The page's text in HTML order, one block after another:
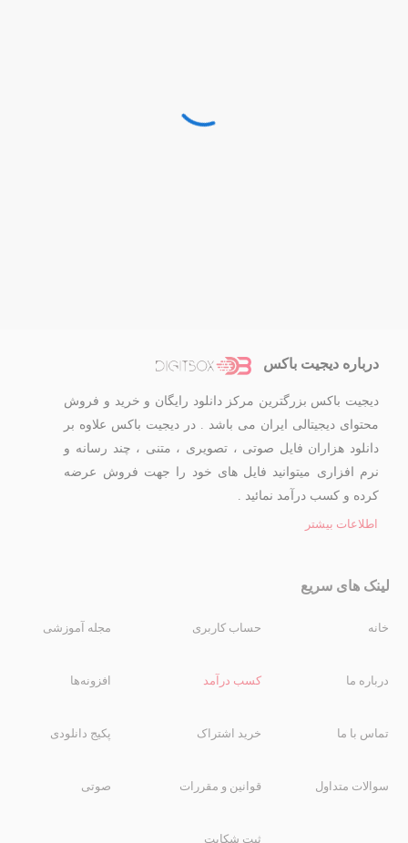
درباره دیجیت باکس
دیجیت باکس بزرگترین مرکز دانلود رایگان و خرید و فروش
محتوای دیجیتالی ایران می باشد . در دیجیت باکس علاوه بر
دانلود هزاران فایل صوتی ، تصویری ، متنی ، چند رسانه و
نرم افزاری میتوانید فایل های خود را جهت فروش عرضه
کرده و کسب درآمد نمائید .
اطلاعات بیشتر
لینک های سریع
خانه
درباره ما
تماس با ما
سوالات متداول
حساب کاربری
کسب درآمد
خرید اشتراک
قوانین و مقررات
ثبت شکایت
مجله آموزشی
افزونه‌ها
پکیج دانلودی
صوتی